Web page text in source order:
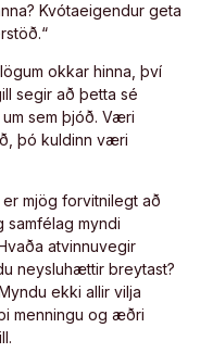
Kvótaeigendur geta
okkar hinna, því
segir að þetta sé
sem þjóð. Væri
þó kuldinn væri
er mjög forvitnilegt að
samfélag myndi
atvinnuvegir
neysluhættir breytast?
ekki allir vilja
menningu og æðri